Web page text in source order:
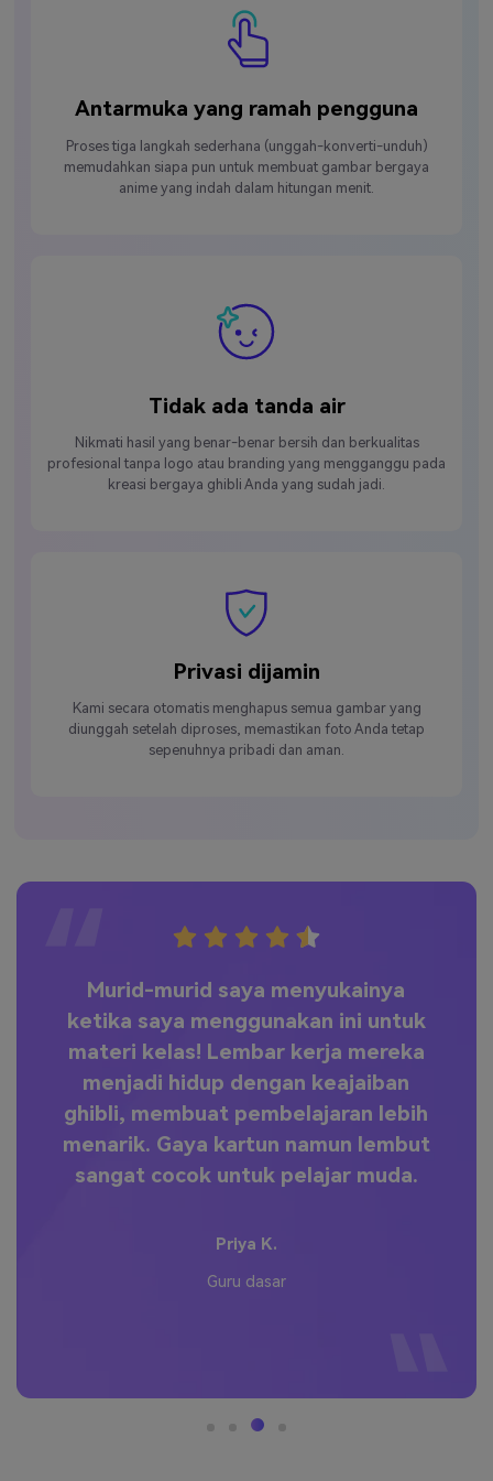
Antarmuka yang ramah pengguna
Proses tiga langkah sederhana (unggah-konverti-unduh)
memudahkan siapa pun untuk membuat gambar bergaya
anime yang indah dalam hitungan menit.
Tidak ada tanda air
Nikmati hasil yang benar-benar bersih dan berkualitas
profesional tanpa logo atau branding yang mengganggu pada
kreasi bergaya ghibli Anda yang sudah jadi.
Privasi dijamin
Kami secara otomatis menghapus semua gambar yang
diunggah setelah diproses, memastikan foto Anda tetap
sepenuhnya pribadi dan aman.
Murid-murid saya menyukainya
ketika saya menggunakan ini untuk
materi kelas! Lembar kerja mereka
menjadi hidup dengan keajaiban
ghibli, membuat pembelajaran lebih
menarik. Gaya kartun namun lembut
sangat cocok untuk pelajar muda.
Priya K.
Guru dasar